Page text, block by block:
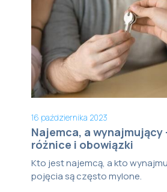
16 października 2023
Najemca, a wynajmujący
różnice i obowiązki
Kto jest najemcą, a kto
pojęcia są często mylone.